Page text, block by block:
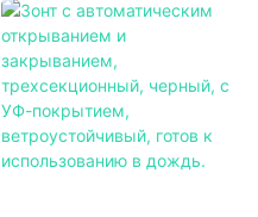
помощником в
непредсказуемую погоду,
обеспечивая при этом
достаточное укрытие
благодаря просторному
куполу.
Водостойкий, С Цифровой
Печатью, 5-Секционный,
Карманный Зонт.
прочными спицами, что
долговечным. Защита от
УФ-излучения и
водостойкий цифровой
принт придают ему